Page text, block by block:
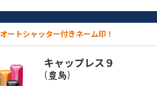
オートシャッター付きネーム印！
キャップレス９
(
)